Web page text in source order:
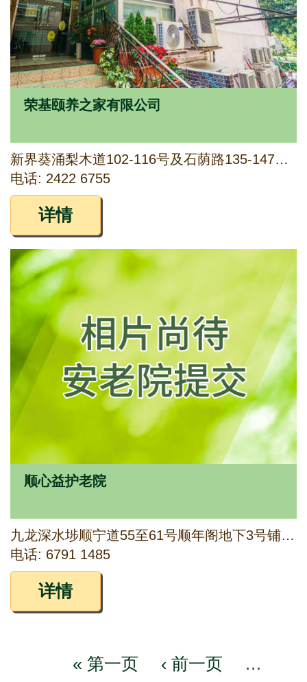
荣基颐养之家有限公司
新界葵涌梨木道102-116号及石荫路135-147号地下葵宝大厦19A-31A铺
电话: 2422 6755
详情
顺心益护老院
九龙深水埗顺宁道55至61号顺年阁地下3号铺及1字楼
电话: 6791 1485
详情
Pagination
First
« 第一页
Previous
‹ 前一页
…